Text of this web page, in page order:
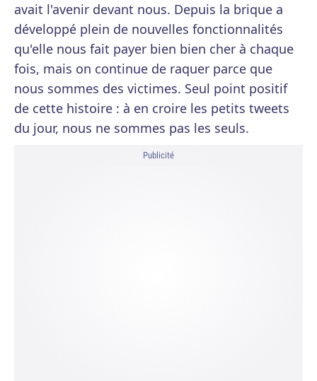
avait l'avenir devant nous. Depuis la brique a
développé plein de nouvelles fonctionnalités
qu'elle nous fait payer bien bien cher à chaque
fois, mais on continue de raquer parce que
nous sommes des victimes. Seul point positif
de cette histoire : à en croire les petits tweets
du jour, nous ne sommes pas les seuls.
Publicité